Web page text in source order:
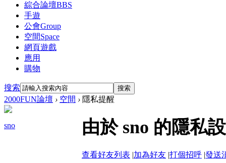
綜合論壇BBS
手遊
公會Group
空間Space
網頁遊戲
應用
購物
搜索 搜索
2000FUN論壇 › 空間 › 隱私提醒
sno 由於 sno 的隱私
查看好友列表 |加為好友 |打個招呼 |發送